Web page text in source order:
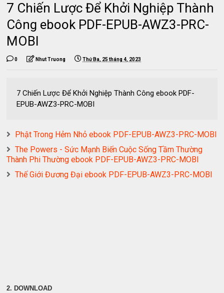
7 Chiến Lược Để Khởi Nghiệp Thành
Công ebook PDF-EPUB-AWZ3-PRC-
MOBI
0 Nhut Truong Thứ Ba, 25 tháng 4, 2023
7 Chiến Lược Để Khởi Nghiệp Thành Công ebook PDF-
EPUB-AWZ3-PRC-MOBI
Phật Trong Hẻm Nhỏ ebook PDF-EPUB-AWZ3-PRC-MOBI
The Powers - Sức Mạnh Biến Cuộc Sống Tầm Thường
Thành Phi Thường ebook PDF-EPUB-AWZ3-PRC-MOBI
Thế Giới Đương Đại ebook PDF-EPUB-AWZ3-PRC-MOBI
2. DOWNLOAD